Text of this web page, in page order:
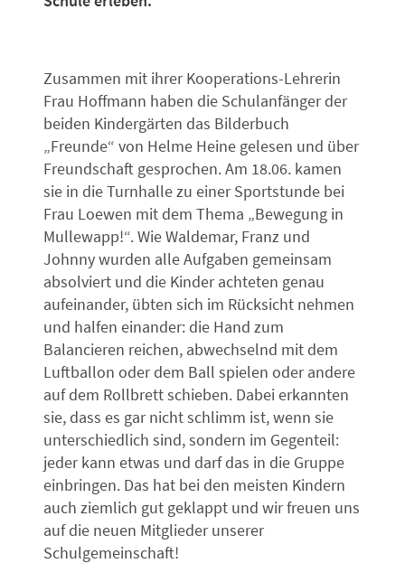
Zusammen mit ihrer Kooperations-Lehrerin
Frau Hoffmann haben die Schulanfänger der
beiden Kindergärten das Bilderbuch
„Freunde“ von Helme Heine gelesen und über
Freundschaft gesprochen. Am 18.06. kamen
sie in die Turnhalle zu einer Sportstunde bei
Frau Loewen mit dem Thema „Bewegung in
Mullewapp!“. Wie Waldemar, Franz und
Johnny wurden alle Aufgaben gemeinsam
absolviert und die Kinder achteten genau
aufeinander, übten sich im Rücksicht nehmen
und halfen einander: die Hand zum
Balancieren reichen, abwechselnd mit dem
Luftballon oder dem Ball spielen oder andere
auf dem Rollbrett schieben. Dabei erkannten
sie, dass es gar nicht schlimm ist, wenn sie
unterschiedlich sind, sondern im Gegenteil:
jeder kann etwas und darf das in die Gruppe
einbringen. Das hat bei den meisten Kindern
auch ziemlich gut geklappt und wir freuen uns
auf die neuen Mitglieder unserer
Schulgemeinschaft!